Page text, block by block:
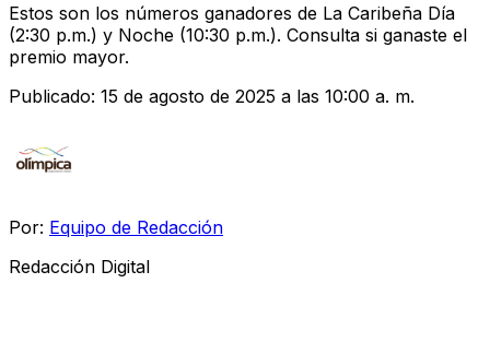
Estos son los números ganadores de La Caribeña Día
(2:30 p.m.) y Noche (10:30 p.m.). Consulta si ganaste el
premio mayor.
Publicado: 15 de agosto de 2025 a las 10:00 a. m.
Por: Equipo de Redacción
Redacción Digital